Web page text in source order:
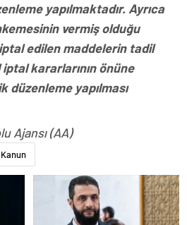
yapılmaktadır. Ayrıca
vermiş olduğu
edilen maddelerin tadil
kararlarının önüne
düzenleme yapılması
Ajansı (AA)
Kanun